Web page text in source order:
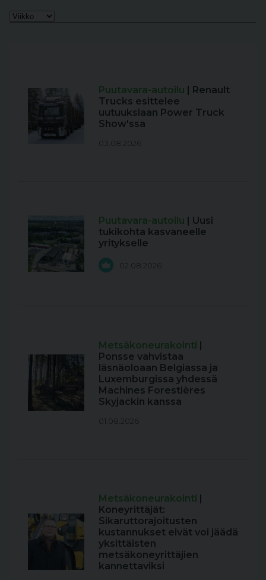
Puutavara-autoilu
| Renault
Trucks esittelee
uutuuksiaan Power Truck
Show'ssa
03.08.2026
Puutavara-autoilu
| Uusi
tukikohta kasvaneelle
yritykselle
02.08.2026
Metsäkoneurakointi
Ponsse vahvistaa
läsnäoloaan Belgiassa ja
Luxemburgissa yhdessä
Machines Forestières
Skyjackin kanssa
01.08.2026
Metsäkoneurakointi
Koneyrittäjät:
Sikaruttorajoitusten
kustannukset eivät voi jäädä
yksittäisten
metsäkoneyrittäjien
kannettaviksi